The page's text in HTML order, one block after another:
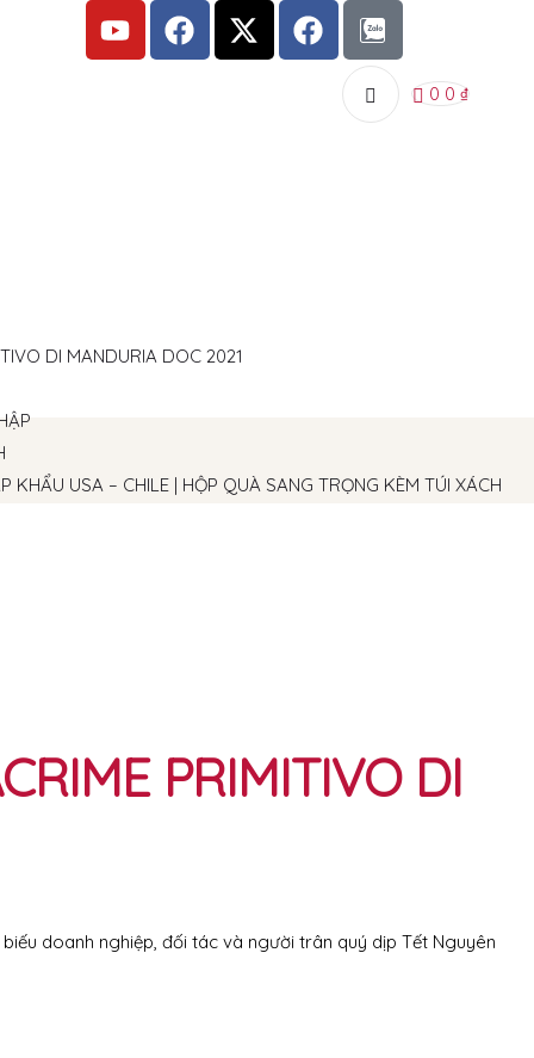
0 0 ₫
DI MANDURIA DOC 2021
USA – CHILE | HỘP QUÀ SANG TRỌNG KÈM TÚI XÁCH
PRIMITIVO DI
doanh nghiệp, đối tác và người trân quý dịp Tết Nguyên